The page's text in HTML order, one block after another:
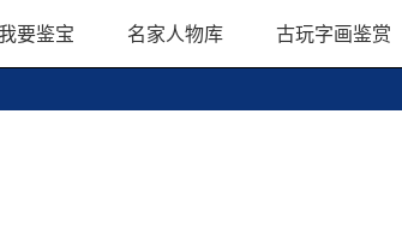
要鉴宝 名家人物库 古玩字画鉴赏